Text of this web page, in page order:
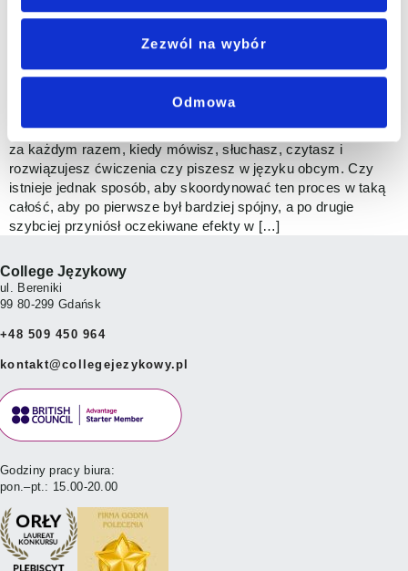
Zezwól na wybór
Odmowa
Obóz językowy z Collegem Językowym Jak wiesz
podstawowe umiejętności językowe, a jest ich pięć, ćwiczysz
za każdym razem, kiedy mówisz, słuchasz, czytasz i
rozwiązujesz ćwiczenia czy piszesz w języku obcym. Czy
istnieje jednak sposób, aby skoordynować ten proces w taką
całość, aby po pierwsze był bardziej spójny, a po drugie
szybciej przyniósł oczekiwane efekty w […]
College Językowy
ul. Bereniki
99 80-299 Gdańsk
+48 509 450 964
kontakt@collegejezykowy.pl
Godziny pracy biura:
pon.–pt.: 15.00-20.00